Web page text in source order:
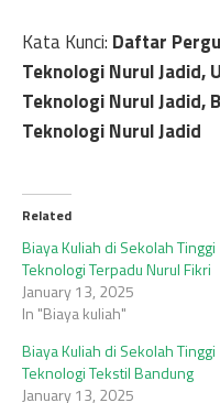
Kata Kunci: Daftar
Teknologi Nurul Jadid,
Teknologi Nurul Jadid,
Teknologi Nurul Jadid
Related
Biaya Kuliah di Sekolah Tinggi
Teknologi Terpadu Nurul Fikri
January 13, 2025
In "Biaya kuliah"
Biaya Kuliah di Sekolah Tinggi
Teknologi Tekstil Bandung
January 13, 2025